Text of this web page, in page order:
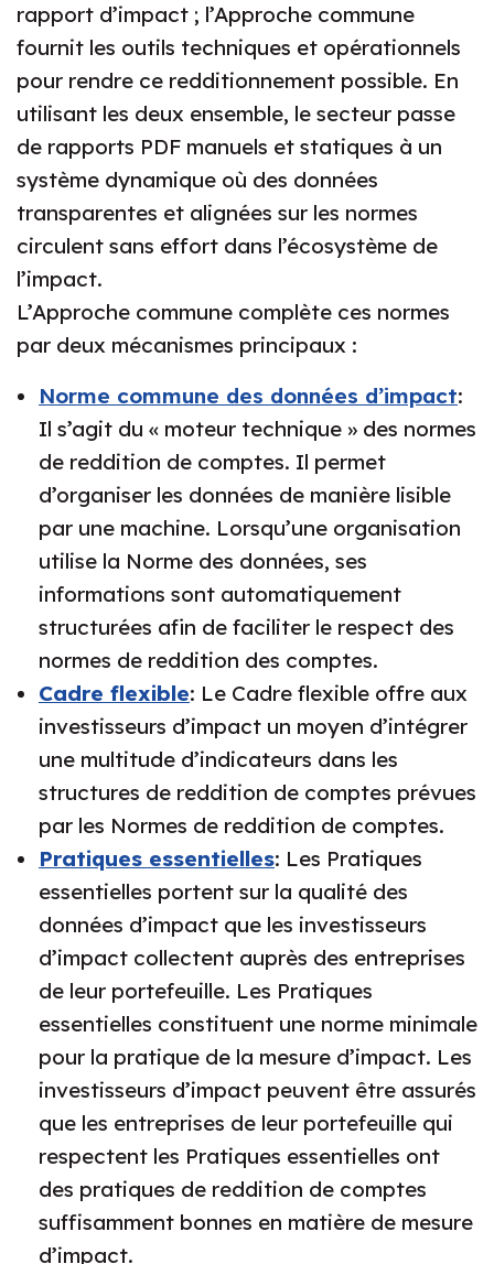
rapport d’impact ; l’Approche commune
fournit les outils techniques et opérationnels
pour rendre ce redditionnement possible. En
utilisant les deux ensemble, le secteur passe
de rapports PDF manuels et statiques à un
système dynamique où des données
transparentes et alignées sur les normes
circulent sans effort dans l’écosystème de
l’impact.
L’Approche commune complète ces normes
par deux mécanismes principaux :
Norme commune des données d’impact:
Il s’agit du « moteur technique » des normes
de reddition de comptes. Il permet
d’organiser les données de manière lisible
par une machine. Lorsqu’une organisation
utilise la Norme des données, ses
informations sont automatiquement
structurées afin de faciliter le respect des
normes de reddition des comptes.
Cadre flexible: Le Cadre flexible offre aux
investisseurs d’impact un moyen d’intégrer
une multitude d’indicateurs dans les
structures de reddition de comptes prévues
par les Normes de reddition de comptes.
Pratiques essentielles: Les Pratiques
essentielles portent sur la qualité des
données d’impact que les investisseurs
d’impact collectent auprès des entreprises
de leur portefeuille. Les Pratiques
essentielles constituent une norme minimale
pour la pratique de la mesure d’impact. Les
investisseurs d’impact peuvent être assurés
que les entreprises de leur portefeuille qui
respectent les Pratiques essentielles ont
des pratiques de reddition de comptes
suffisamment bonnes en matière de mesure
d’impact.